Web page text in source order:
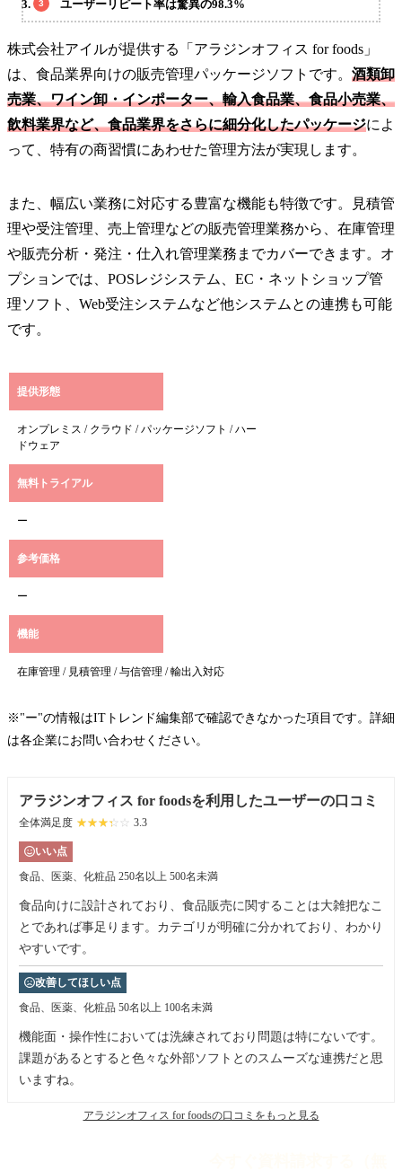
ユーザーリピート率は驚異の98.3%
株式会社アイルが提供する「アラジンオフィス for foods」
は、食品業界向けの販売管理パッケージソフトです。 酒類卸
売業、ワイン卸・インポーター、輸入食品業、食品小売業、
飲料業界など、食品業界をさらに細分化したパッケージによ
って、特有の商習慣にあわせた管理方法が実現します。
また、幅広い業務に対応する豊富な機能も特徴です。見積管
理や受注管理、売上管理などの販売管理業務から、在庫管理
や販売分析・発注・仕入れ管理業務までカバーできます。オ
プションでは、POSレジシステム、EC・ネットショップ管
理ソフト、Web受注システムなど他システムとの連携も可能
です。
提供形態
オンプレミス / クラウド / パッケージソフト / ハー
ドウェア
無料トライアル
ー
参考価格
ー
機能
在庫管理 / 見積管理 / 与信管理 / 輸出入対応
※"ー"の情報はITトレンド編集部で確認できなかった項目です。詳細
は各企業にお問い合わせください。
アラジンオフィス for foodsを利用したユーザーの口コミ
全体満足度 ☆☆☆☆☆
★★★★★ 3.3
いい点
食品、医薬、化粧品 250名以上 500名未満
食品向けに設計されており、食品販売に関することは大雑把なこ
とであれば事足ります。カテゴリが明確に分かれており、わかり
やすいです。
改善してほしい点
食品、医薬、化粧品 50名以上 100名未満
機能面・操作性においては洗練されており問題は特にないです。
課題があるとすると色々な外部ソフトとのスムーズな連携だと思
いますね。
アラジンオフィス for foodsの口コミをもっと見る